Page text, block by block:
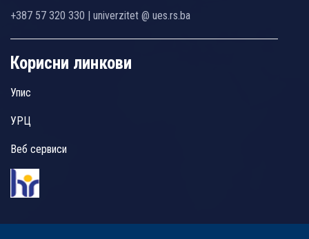
+387 57 320 330 | univerzitet @ ues.rs.ba
Корисни линкови
Упис
УРЦ
Веб сервиси